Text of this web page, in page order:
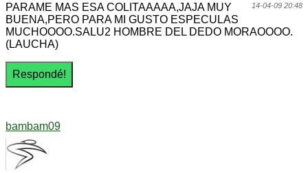
14-04-09 20:48
PARAME MAS ESA COLITAAAAA,JAJA MUY
BUENA,PERO PARA MI GUSTO ESPECULAS
MUCHOOOO.SALU2 HOMBRE DEL DEDO MORAOOOO.
(LAUCHA)
bambam09